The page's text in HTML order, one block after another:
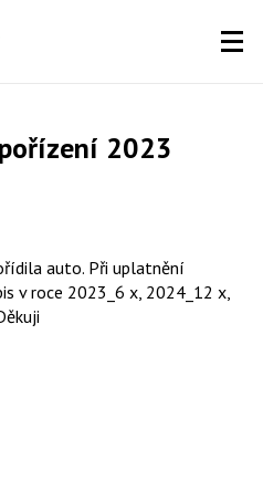
2023
auto. Při uplatnění
v roce 2023_6 x, 2024_12 x,